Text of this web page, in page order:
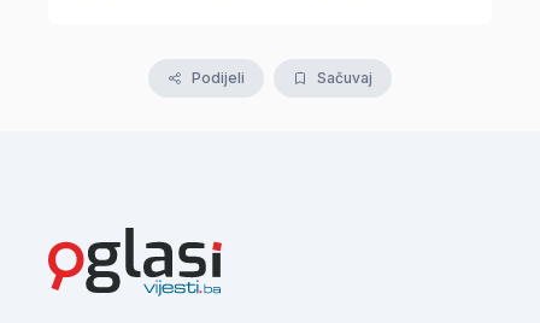
Podijeli Sačuvaj